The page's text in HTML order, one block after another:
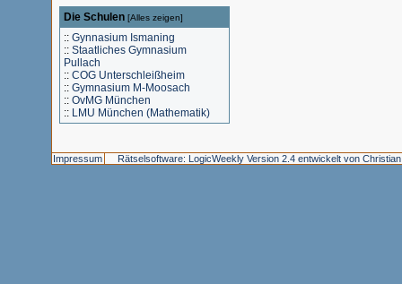
Die Schulen [Alles zeigen]
:: Gynnasium Ismaning
:: Staatliches Gymnasium
Pullach
:: COG Unterschleißheim
:: Gymnasium M-Moosach
:: OvMG München
:: LMU München (Mathematik)
Impressum Rätselsoftware: LogicWeekly Version 2.4 entwickelt von